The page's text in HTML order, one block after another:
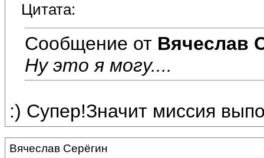
Цитата:
Сообщение от Вячеслав
Ну это я могу....
:) Супер!Значит миссия
Вячеслав Серёгин